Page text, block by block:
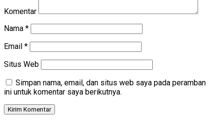
Komentar
Nama *
Email *
Situs Web
Simpan nama, email, dan situs web saya pada peramban
ini untuk komentar saya berikutnya.